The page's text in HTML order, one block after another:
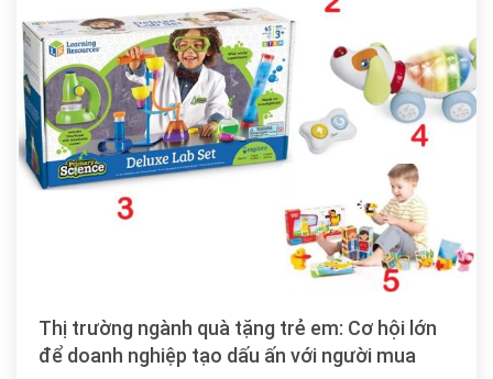
Thị trường ngành quà tặng trẻ em: Cơ hội lớn
để doanh nghiệp tạo dấu ấn với người mua